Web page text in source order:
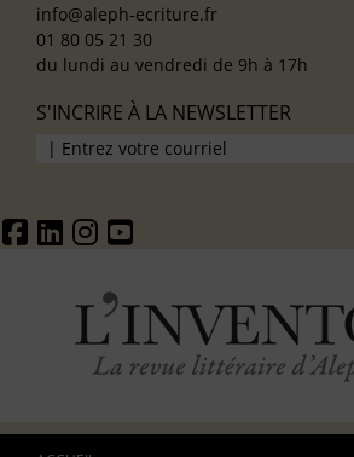
info@aleph-ecriture.fr
01 80 05 21 30
du lundi au vendredi de 9h à 17h
S'INCRIRE À LA NEWSLETTER